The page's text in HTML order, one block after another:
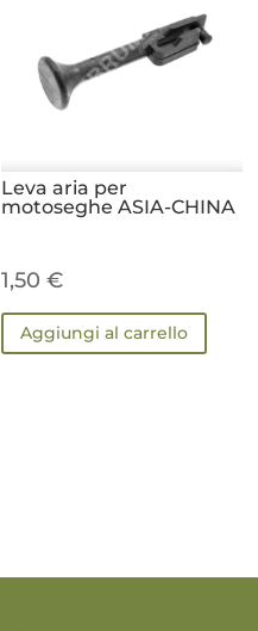
Leva aria per
motoseghe ASIA-CHINA
1,50€
Aggiungi al carrello